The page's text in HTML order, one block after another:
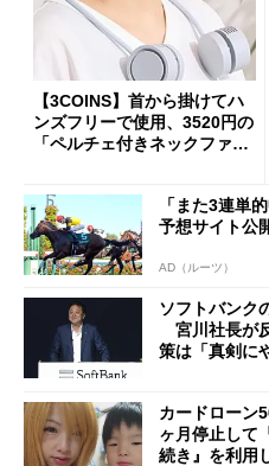
【3COINS】首から掛けてハ
ンズフリーで使用、3520円の
「ペルチェ付きネックファ
「また3連単
予想サイト公
AD（ルーツ）
ソフトバンク
宮川社長が
策は「真剣に
カードローン
ヶ月停止して
続き』を利用